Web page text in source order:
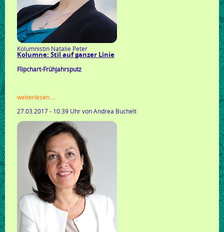
Kolumnistin Natalie Peter
Kolumne: Stil auf ganzer Linie
Flipchart-Frühjahrsputz
weiterlesen …
auf
ganzer
linie
27.03.2017 - 10:39 Uhrvon Andrea Buchelt